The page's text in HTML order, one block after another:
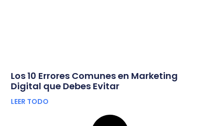
Los 10 Errores Comunes en Marketing
Digital que Debes Evitar
LEER TODO